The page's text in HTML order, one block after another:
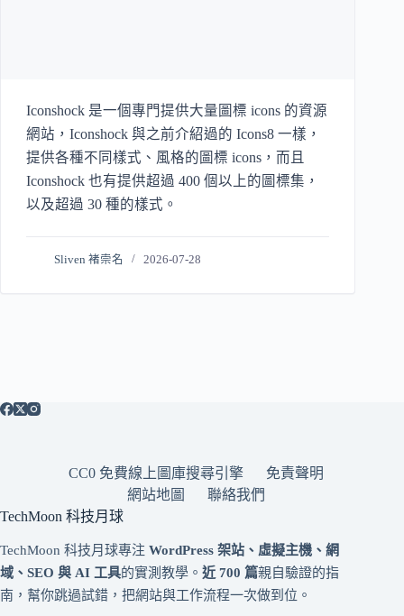
Iconshock 是一個專門提供大量圖標 icons 的資源
網站，Iconshock 與之前介紹過的 Icons8 一樣，
提供各種不同樣式、風格的圖標 icons，而且
Iconshock 也有提供超過 400 個以上的圖標集，
以及超過 30 種的樣式。
Sliven 褚崇名 2026-07-28
CC0 免費線上圖庫搜尋引擎
免責聲明
網站地圖
聯絡我們
TechMoon 科技月球
TechMoon 科技月球專注 WordPress 架站、虛擬主機、網
域、SEO 與 AI 工具的實測教學。 近 700 篇親自驗證的指
南，幫你跳過試錯，把網站與工作流程一次做到位。